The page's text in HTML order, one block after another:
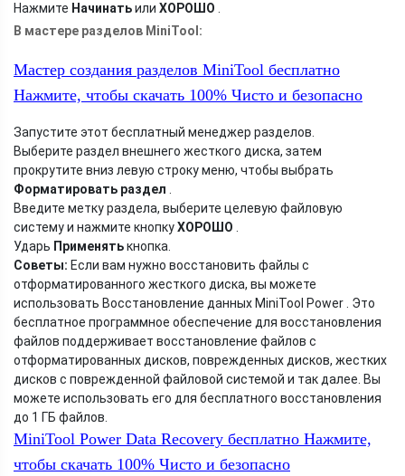
Нажмите Начинатьили ХОРОШО
В мастере разделов MiniTool:
Мастер создания разделов MiniTool бесплатно
Нажмите, чтобы скачать 100% Чисто и безопасно
Запустите этот бесплатный менеджер разделов.
Выберите раздел внешнего жесткого диска, затем
прокрутите вниз левую строку меню, чтобы выбрать
Форматировать раздел
Введите метку раздела, выберите целевую файловую
систему и нажмите кнопкуХОРОШО
Ударь Применятькнопка.
Советы: Если вам нужно восстановить файлы с
отформатированного жесткого диска, вы можете
использовать Восстановление данных MiniTool Power . Это
бесплатное программное обеспечение для восстановления
файлов поддерживает восстановление файлов с
отформатированных дисков, поврежденных дисков, жестких
дисков с поврежденной файловой системой и так далее. Вы
можете использовать его для бесплатного восстановления
до 1 ГБ файлов.
MiniTool Power Data Recovery бесплатно Нажмите,
чтобы скачать 100% Чисто и безопасно